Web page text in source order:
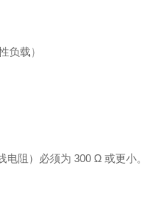
负载）
阻）必须为 300 Ω 或更小。